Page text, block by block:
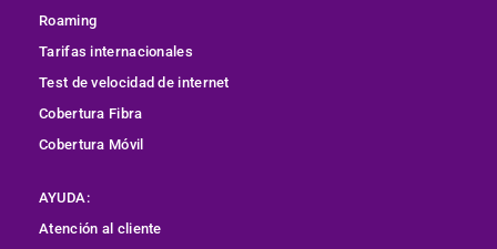
Roaming
Tarifas internacionales
Test de velocidad de internet
Cobertura Fibra
Cobertura Móvil
AYUDA:
Atención al cliente